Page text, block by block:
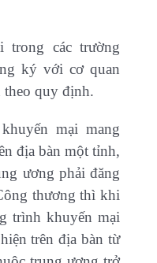
trong các trường
ký với cơ quan
theo quy định.
mại mang
địa bàn một tỉnh,
ương phải đăng
thương thì khi
trình khuyến mại
trên địa bàn từ